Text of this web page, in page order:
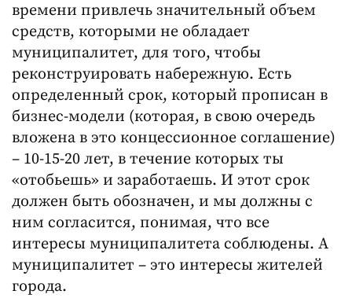
времени привлечь значительный объем
средств, которыми не обладает
муниципалитет, для того, чтобы
реконструировать набережную. Есть
определенный срок, который прописан в
бизнес-модели (которая, в свою очередь
вложена в это концессионное соглашение)
– 10-15-20 лет, в течение которых ты
«отобьешь» и заработаешь. И этот срок
должен быть обозначен, и мы должны с
ним согласится, понимая, что все
интересы муниципалитета соблюдены. А
муниципалитет – это интересы жителей
города.